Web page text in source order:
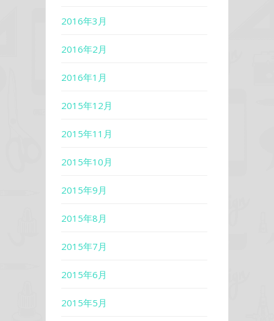
2016年3月
2016年2月
2016年1月
2015年12月
2015年11月
2015年10月
2015年9月
2015年8月
2015年7月
2015年6月
2015年5月